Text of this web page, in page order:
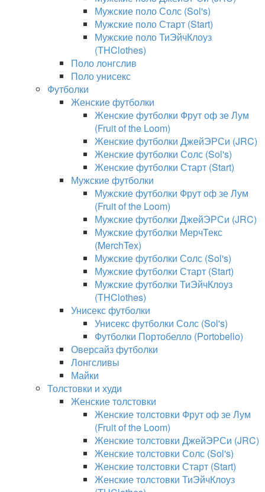
Мужские поло Солс (Sol's)
Мужские поло Старт (Start)
Мужские поло ТиЭйчКлоуз
(THClothes)
Поло лонгслив
Поло унисекс
Футболки
Женские футболки
Женские футболки Фрут оф зе Лум
(Fruit of the Loom)
Женские футболки ДжейЭРСи (JRC)
Женские футболки Солс (Sol's)
Женские футболки Старт (Start)
Мужские футболки
Мужские футболки Фрут оф зе Лум
(Fruit of the Loom)
Мужские футболки ДжейЭРСи (JRC)
Мужские футболки МерчТекс
(MerchTex)
Мужские футболки Солс (Sol's)
Мужские футболки Старт (Start)
Мужские футболки ТиЭйчКлоуз
(THClothes)
Унисекс футболки
Унисекс футболки Солс (Sol's)
Футболки Портобелло (Portobello)
Оверсайз футболки
Лонгсливы
Майки
Толстовки и худи
Женские толстовки
Женские толстовки Фрут оф зе Лум
(Fruit of the Loom)
Женские толстовки ДжейЭРСи (JRC)
Женские толстовки Солс (Sol's)
Женские толстовки Старт (Start)
Женские толстовки ТиЭйчКлоуз